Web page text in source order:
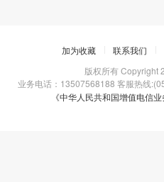
加为收藏 联系我们
版权所有 Copyright
业务电话：13507568188 客服热线
《中华人民共和国增值电信